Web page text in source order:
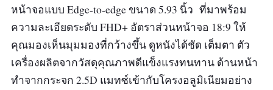
หน้าจอแบบ Edge-to-edge ขนาด 5.93 นิ้ว ที่มาพร้อม
ความละเอียดระดับ FHD+ อัตราส่วนหน้าจอ 18:9 ให้
คุณมองเห็นมุมมองที่กว้างขึ้น ดูหนังได้ชัด เต็มตา ตัว
เครื่องผลิตจากวัสดุคุณภาพดีแข็งแรงทนทาน ด้านหน้า
ทำจากกระจก 2.5D แมทซ์เข้ากับโครงอลูมิเนียมอย่าง